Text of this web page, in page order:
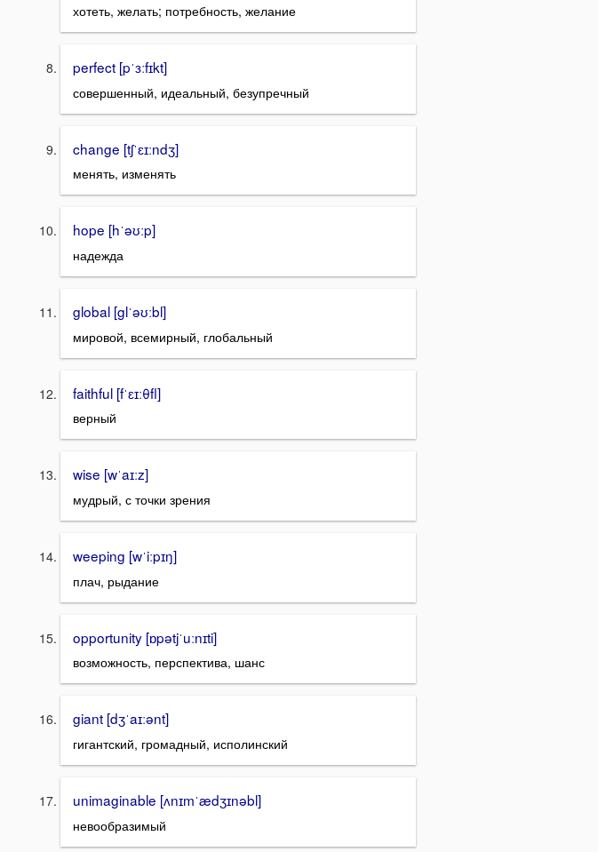
хотеть, желать; потребность, желание
perfect [pˈɜːfɪkt]
совершенный, идеальный, безупречный
change [tʃˈɛɪːndʒ]
менять, изменять
hope [hˈəʊːp]
надежда
global [glˈəʊːbl]
мировой, всемирный, глобальный
faithful [fˈɛɪːθfl]
верный
wise [wˈaɪːz]
мудрый, с точки зрения
weeping [wˈiːpɪŋ]
плач, рыдание
opportunity [ɒpətjˈuːnɪti]
возможность, перспектива, шанс
giant [dʒˈaɪːənt]
гигантский, громадный, исполинский
unimaginable [ʌnɪmˈædʒɪnəbl]
невообразимый